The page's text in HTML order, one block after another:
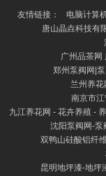
友情链接：
电脑计算
唐山晶垚科技有
广州品茶网
郑州泵阀网|
兰州养
南京市
九江养花网 - 花卉养殖 -
沈阳泵阀网-泵
双鸭山硅酸铝纤
昆明地坪漆-地坪